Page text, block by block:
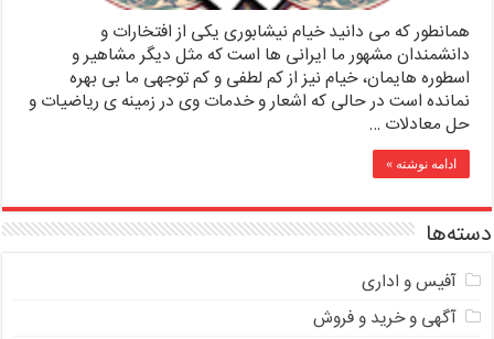
همانطور که می دانید خیام نیشابوری یکی از افتخارات و
دانشمندان مشهور ما ایرانی ها است که مثل دیگر مشاهیر و
اسطوره هایمان، خیام نیز از کم لطفی و کم توجهی ما بی بهره
نمانده است در حالی که اشعار و خدمات وی در زمینه ی ریاضیات و
حل معادلات …
ادامه نوشته »
دسته‌ها
آفیس و اداری
آگهی و خرید و فروش